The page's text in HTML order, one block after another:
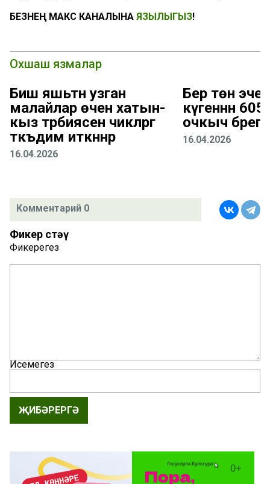
БЕЗНЕҢ МАКС КАНАЛЫНА ЯЗЫЛЫГЫЗ!
Охшаш язмалар
Биш яшьтән узган
малайлар өчен хатын-
кыз тәрбиясен чикләргә
тәкъдим иткәннәр
16.04.2026
Бер төн
күгеннән
очкыч бәреп
16.04.2026
Комментарий 0
Фикер өстәү
Фикерегез
Исемегез
ҖИБӘРЕРГӘ